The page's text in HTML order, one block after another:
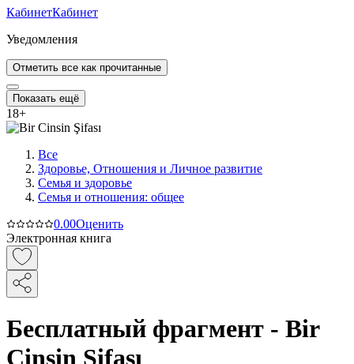
КабинетКабинет
Уведомления
Отметить все как прочитанные
Показать ещё
18+
Все
Здоровье, Отношения и Личное развитие
Семья и здоровье
Семья и отношения: общее
0.00Оценить
Электронная книга
Бесплатный фрагмент - Bir
Cinsin Şifası